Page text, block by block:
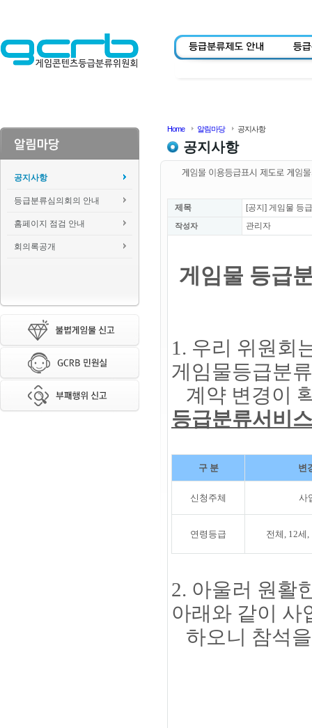
공지사항
등급분류심의회의 안내
홈페이지 점검 안내
회의록공개
Home 알림마당 공지사항
공지사항
제목 [공지] 게임물 등
작성자 관리자
게임물 등급
1. 우리 위원회
게임물등급분
계약 변경이
등급분류서비스
구 분 변
신청주체 사
연령등급 전체, 12세
2. 아울러 원활
아래와 같이 사
하오니 참석